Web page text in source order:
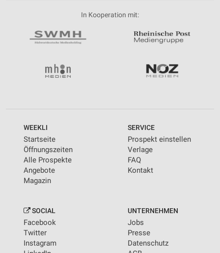
In Kooperation mit:
WEEKLI
Startseite
Öffnungszeiten
Alle Prospekte
Angebote
Magazin
SERVICE
Prospekt einstellen
Verlage
FAQ
Kontakt
SOCIAL
Facebook
Twitter
Instagram
UNTERNEHMEN
Jobs
Presse
Datenschutz